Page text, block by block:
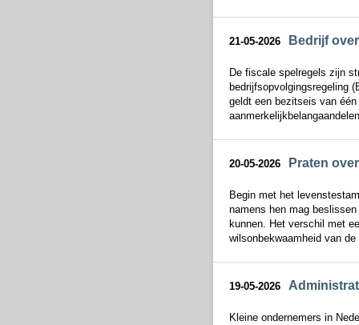
21-05-2026 Bedrijf
De fiscale spelregels zijn
bedrijfsopvolgingsregeling
geldt een bezitseis van
20-05-2026 Praten
Begin met het
namens hen mag
kunnen. Het verschil met
wilsonbekwaamheid van
19-05-2026
Kleine ondernemers in